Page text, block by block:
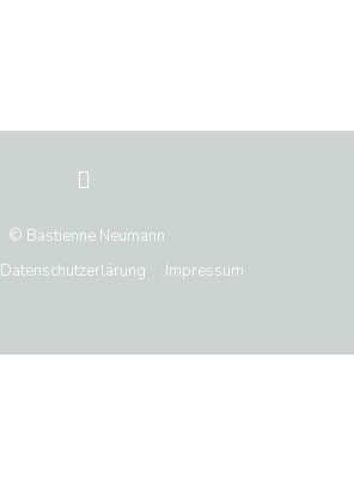
© Bastienne Neumann
Datenschutzerlärung Impressum